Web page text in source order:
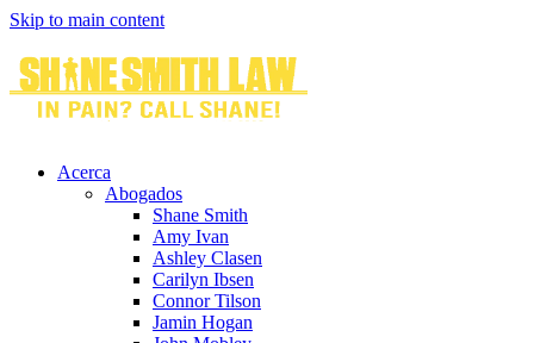
Skip to main content
Acerca
Abogados
Shane Smith
Amy Ivan
Ashley Clasen
Carilyn Ibsen
Connor Tilson
Jamin Hogan